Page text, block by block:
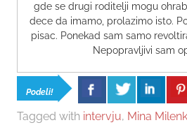
gde se drugi roditelji mogu
dece da imamo, prolazimo isto.
pisac. Ponekad sam samo
Nepopravljivi sam
Podeli!
Tagged with intervju, Mina